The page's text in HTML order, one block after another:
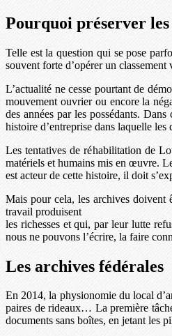
Pourquoi préserver
Telle est la question qui se pose
souvent forte d’opérer un
L’actualité ne cesse pourtant de
mouvement ouvrier ou encore la
des années par les possédants.
histoire d’entreprise dans laquelle
Les tentatives de réhabilitation de
matériels et humains mis en œuvre.
est acteur de cette histoire, il doit
Mais pour cela, les archives doivent
travail produisent
les richesses et qui, par leur lutte
nous ne pouvons l’écrire, la faire
Les archives fédérales
En 2014, la physionomie du local
paires de rideaux… La première
documents sans boîtes, en jetant les